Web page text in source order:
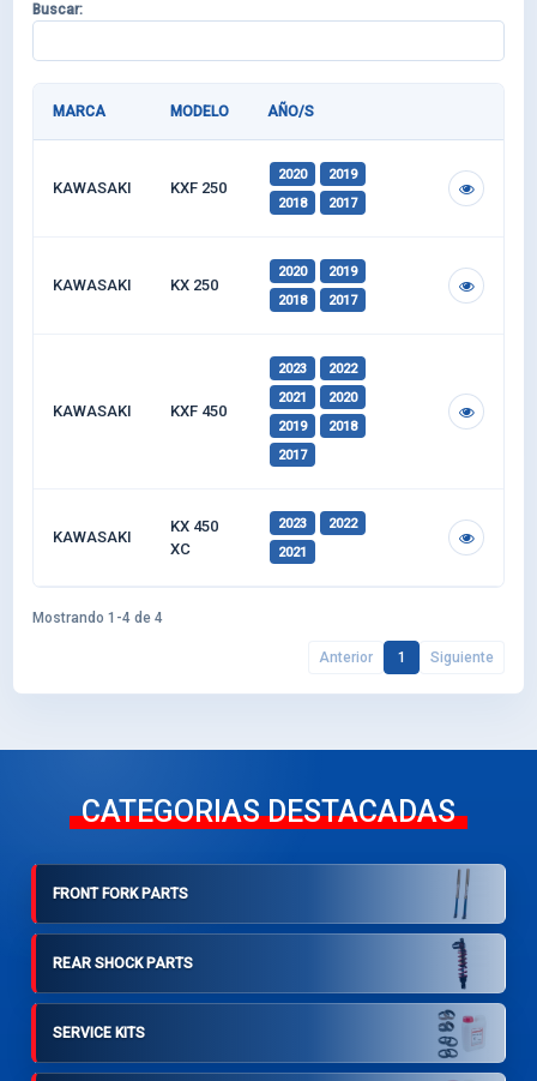
Buscar:
MARCA MODELO AÑO/S
KAWASAKI KXF 250
2020
2019
2018
2017
KAWASAKI KX 250
2020
2019
2018
2017
KAWASAKI KXF 450
2023
2022
2021
2020
2019
2018
2017
KAWASAKI
KX 450
XC
2023
2022
2021
Mostrando 1-4 de 4
Anterior 1 Siguiente
CATEGORIAS DESTACADAS
FRONT FORK PARTS
REAR SHOCK PARTS
SERVICE KITS